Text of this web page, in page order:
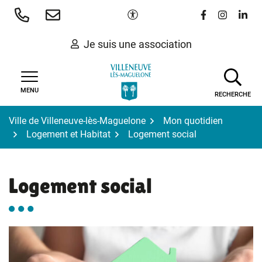
Aller
Paramètres d'accessibilité
Lien vers le
Lien vers
Lien
Je suis une association
MENU
RECHERCHE
Ville de Villeneuve-lès-Maguelone
Mon quotidien
Logement et Habitat
Logement social
Logement social